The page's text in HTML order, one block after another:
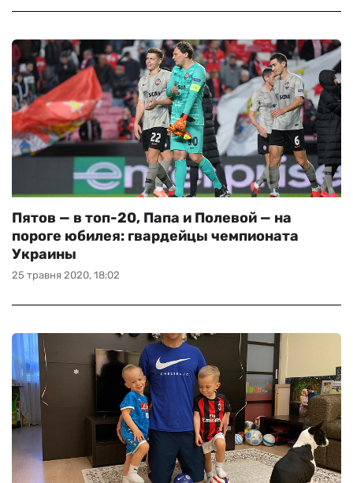
25 травня 2020, 18:02
Пятов — в топ-20, Папа и Полевой — на
пороге юбилея: гвардейцы чемпионата
Украины